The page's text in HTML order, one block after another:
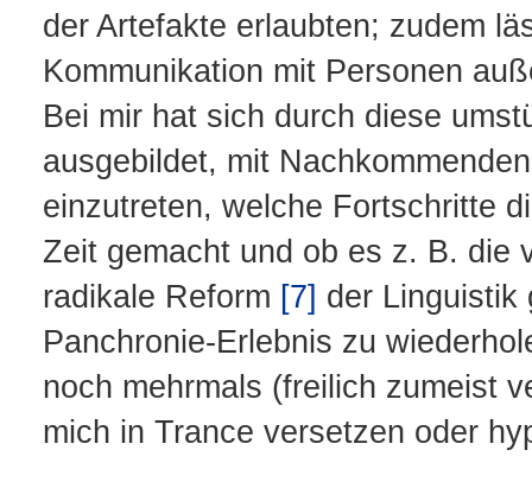
der Artefakte erlaubten; zudem
Kommunikation mit Personen
Bei mir hat sich durch diese
ausgebildet, mit
einzutreten, welche Fortschritte
Zeit gemacht und ob es z. B. die
radikale Reform [7] der Linguistik
Panchronie-Erlebnis zu
noch mehrmals (freilich zumeist
mich in Trance versetzen oder